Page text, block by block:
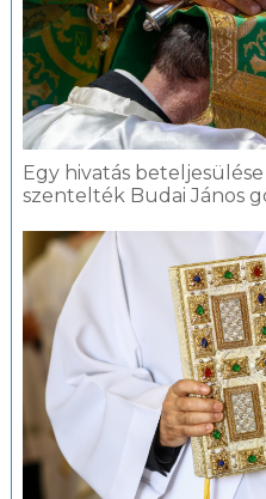
Egy hivatás
szentelték Budai János